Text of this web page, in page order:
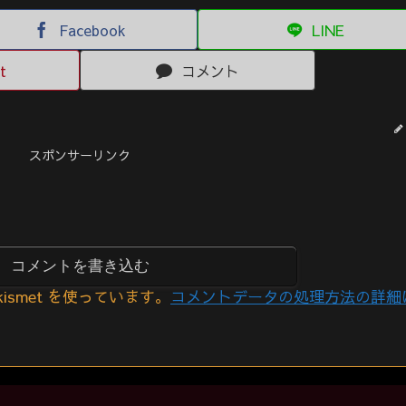
Facebook LINE
コメント
スポンサーリンク
コメントを書き込む
を使っています。 コメントデータの処理方法の詳細